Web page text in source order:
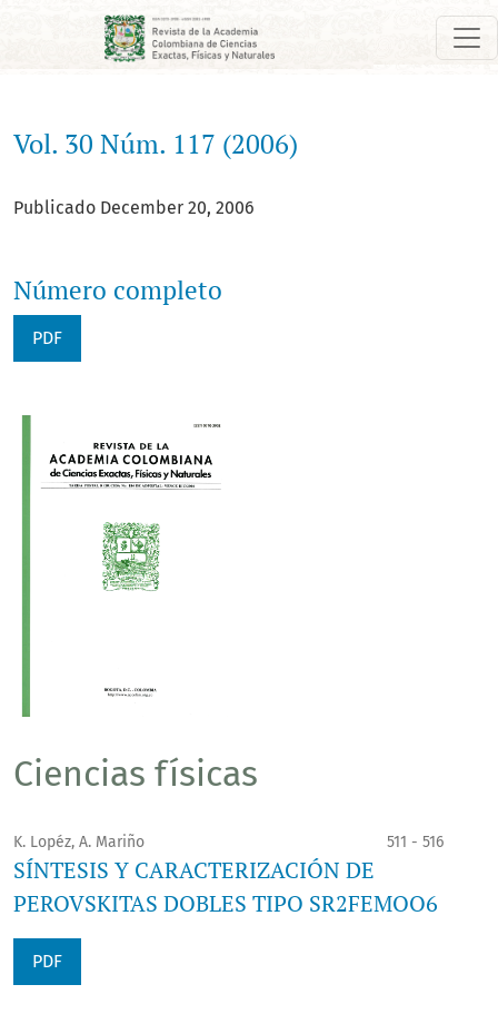
Vol. 30 Núm. 117 (2006)
Vol. 30 Núm. 117 (2006)
Publicado December 20, 2006
Número completo
PDF
Ciencias físicas
K. Lopéz, A. Mariño 511 - 516
SÍNTESIS Y CARACTERIZACIÓN DE
PEROVSKITAS DOBLES TIPO SR2FEMOO6
PDF